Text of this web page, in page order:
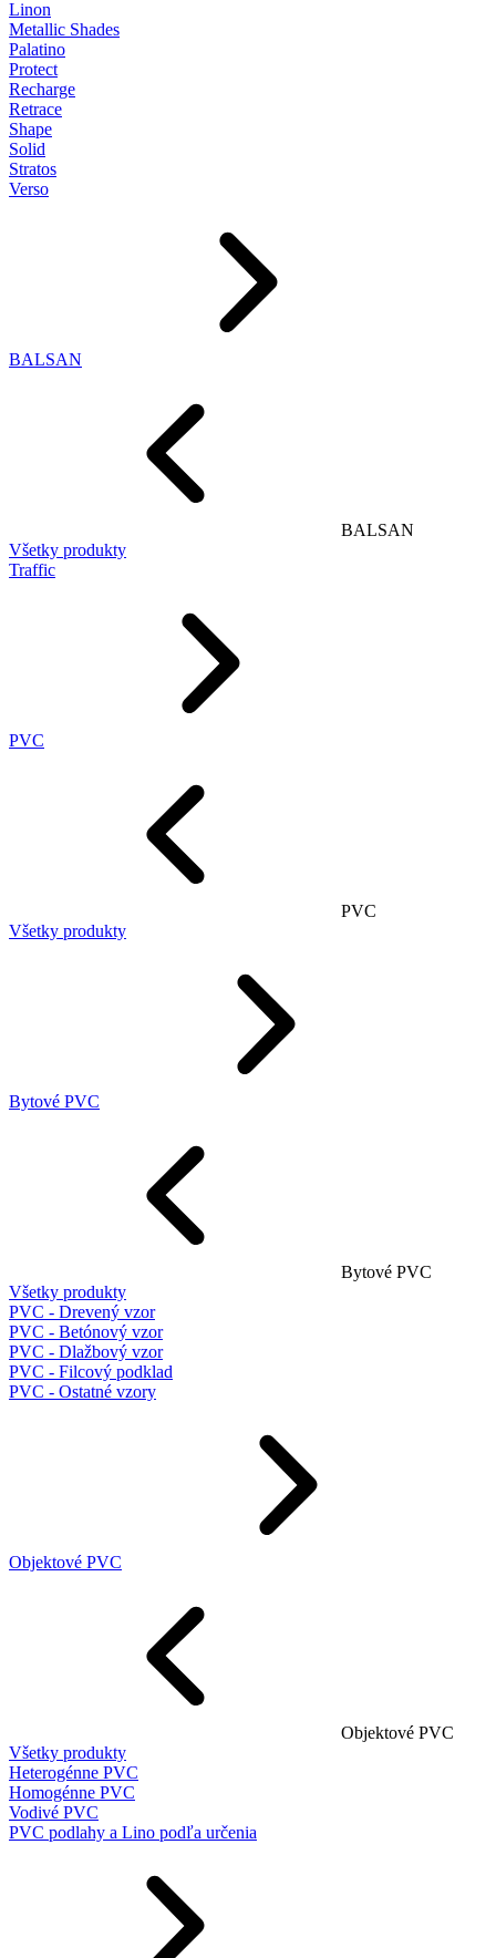
Linon
Metallic Shades
Palatino
Protect
Recharge
Retrace
Shape
Solid
Stratos
Verso
BALSAN
BALSAN
Všetky produkty
Traffic
PVC
PVC
Všetky produkty
Bytové PVC
Bytové PVC
Všetky produkty
PVC - Drevený vzor
PVC - Betónový vzor
PVC - Dlažbový vzor
PVC - Filcový podklad
PVC - Ostatné vzory
Objektové PVC
Objektové PVC
Všetky produkty
Heterogénne PVC
Homogénne PVC
Vodivé PVC
PVC podlahy a Lino podľa určenia